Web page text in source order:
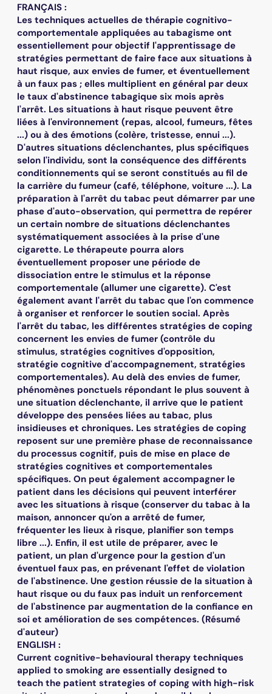
FRANÇAIS :
Les techniques actuelles de thérapie cognitivo-
comportementale appliquées au tabagisme ont
essentiellement pour objectif l'apprentissage de
stratégies permettant de faire face aux situations à
haut risque, aux envies de fumer, et éventuellement
à un faux pas ; elles multiplient en général par deux
le taux d'abstinence tabagique six mois après
l'arrêt. Les situations à haut risque peuvent être
liées à l'environnement (repas, alcool, fumeurs, fêtes
...) ou à des émotions (colère, tristesse, ennui ...).
D'autres situations déclenchantes, plus spécifiques
selon l'individu, sont la conséquence des différents
conditionnements qui se seront constitués au fil de
la carrière du fumeur (café, téléphone, voiture ...). La
préparation à l'arrêt du tabac peut démarrer par une
phase d'auto-observation, qui permettra de repérer
un certain nombre de situations déclenchantes
systématiquement associées à la prise d'une
cigarette. Le thérapeute pourra alors
éventuellement proposer une période de
dissociation entre le stimulus et la réponse
comportementale (allumer une cigarette). C'est
également avant l'arrêt du tabac que l'on commence
à organiser et renforcer le soutien social. Après
l'arrêt du tabac, les différentes stratégies de coping
concernent les envies de fumer (contrôle du
stimulus, stratégies cognitives d'opposition,
stratégie cognitive d'accompagnement, stratégies
comportementales). Au delà des envies de fumer,
phénomènes ponctuels répondant le plus souvent à
une situation déclenchante, il arrive que le patient
développe des pensées liées au tabac, plus
insidieuses et chroniques. Les stratégies de coping
reposent sur une première phase de reconnaissance
du processus cognitif, puis de mise en place de
stratégies cognitives et comportementales
spécifiques. On peut également accompagner le
patient dans les décisions qui peuvent interférer
avec les situations à risque (conserver du tabac à la
maison, annoncer qu'on a arrêté de fumer,
fréquenter les lieux à risque, planifier son temps
libre ...). Enfin, il est utile de préparer, avec le
patient, un plan d'urgence pour la gestion d'un
éventuel faux pas, en prévenant l'effet de violation
de l'abstinence. Une gestion réussie de la situation à
haut risque ou du faux pas induit un renforcement
de l'abstinence par augmentation de la confiance en
soi et amélioration de ses compétences. (Résumé
d'auteur)
ENGLISH :
Current cognitive-behavioural therapy techniques
applied to smoking are essentially designed to
teach the patient strategies of coping with high-risk